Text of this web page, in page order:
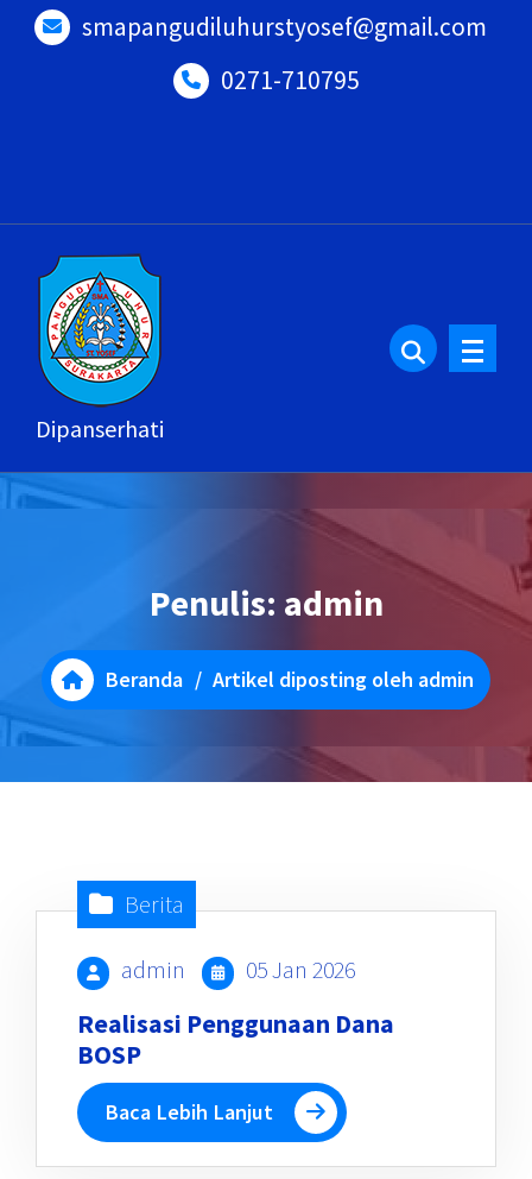
Lewati
smapangudiluhurstyosef@gmail.com
0271-710795
Dipanserhati
Penulis: admin
Beranda / Artikel diposting oleh admin
Berita
admin 05 Jan 2026
Realisasi Penggunaan Dana
BOSP
Baca Lebih Lanjut